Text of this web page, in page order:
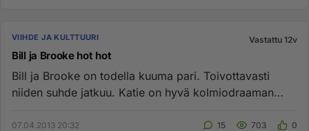
VIIHDE JA KULTTUURI Vastattu 12v
Bill ja Brooke hot hot
Bill ja Brooke on todella kuuma pari. Toivottavasti
niiden suhde jatkuu. Katie on hyvä kolmiodraaman
07.04.2013 20:32 15 703 0